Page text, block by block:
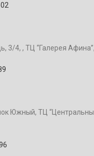
3/4, , ТЦ “Галерея
Южный, ТЦ